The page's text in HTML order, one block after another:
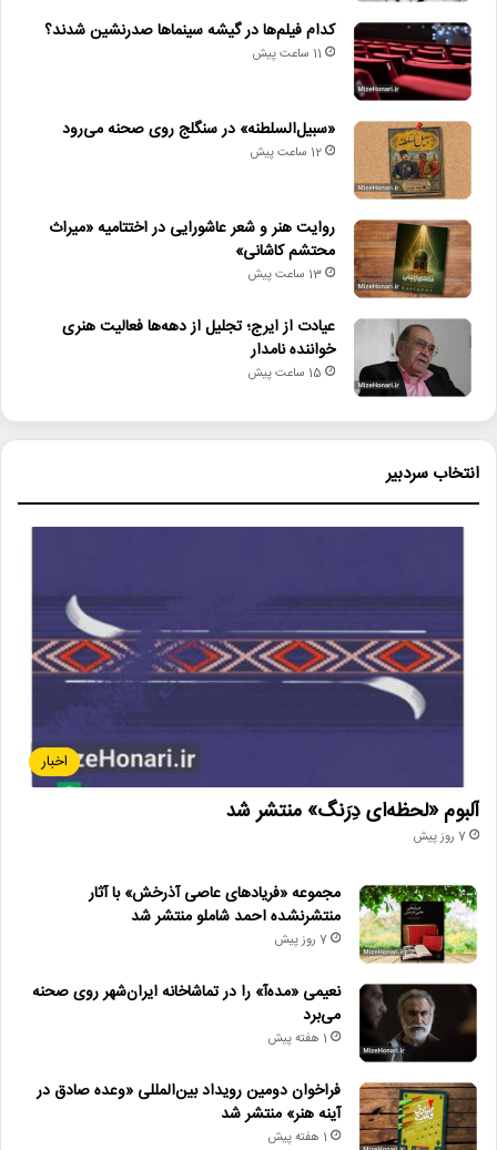
• پیام وزیر فرهنگ به مناسبت روز خبرنگار
بنیاد_ملی_کتاب تئاتر.
جایزه_کتاب_ملی
جشنواره_بین‌المللی
صادق_سیادت
فیلم_کوتاه_مورس
مسعود_سلامی
نمایش_حِرمان
کدام فیلم‌ها در گیشه سینماها صدرنشین شدند؟
11 ساعت پیش
«سبیل‌السلطنه» در سنگلج روی صحنه می‌رود
12 ساعت پیش
روایت هنر و شعر عاشورایی در اختتامیه «میراث
محتشم کاشانی»
13 ساعت پیش
عیادت از ایرج؛ تجلیل از دهه‌ها فعالیت هنری
خواننده نامدار
15 ساعت پیش
انتخاب سردبیر
اخبار
آلبوم «لحظه‌ای دِرَنگ» منتشر شد
7 روز پیش
مجموعه «فریادهای عاصی آذرخش» با آثار
منتشرنشده احمد شاملو منتشر شد
7 روز پیش
نعیمی «مده‌آ» را در تماشاخانه ایران‌شهر روی صحنه
می‌برد
1 هفته پیش
فراخوان دومین رویداد بین‌المللی «وعده صادق در
آینه هنر» منتشر شد
1 هفته پیش